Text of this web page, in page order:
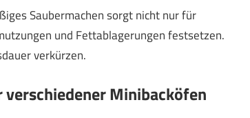
Saubermachen sorgt nicht nur für
und Fettablagerungen festsetzen.
verkürzen.
Minibacköfen